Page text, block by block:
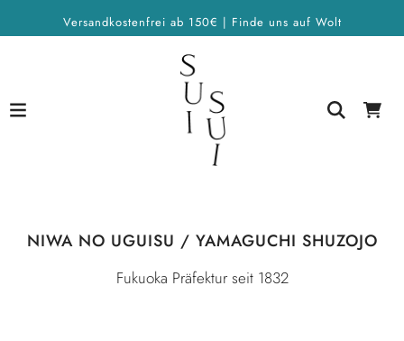
Versandkostenfrei ab 150€ | Finde uns auf Wolt
NIWA NO UGUISU / YAMAGUCHI SHUZOJO
Fukuoka Präfektur seit 1832